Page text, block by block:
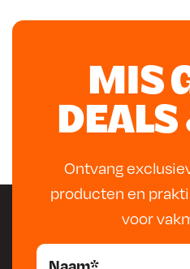
MIS
Ontvang
producten en
voor